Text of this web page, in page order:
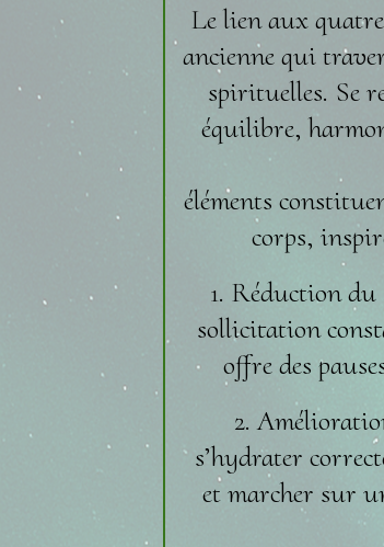
Le lien aux
ancienne qui
spirituelles. Se
équilibre,
éléments
corps,
1. Réduction du
sollicitation
offre des
2.
s’hydrater
et marcher sur